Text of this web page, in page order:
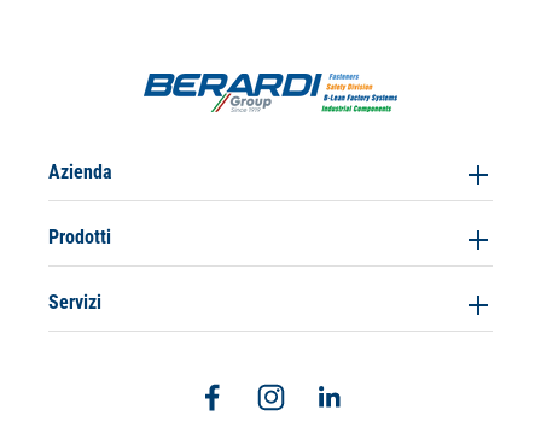
Azienda
Prodotti
Servizi
FacebookInstagramLinkedin